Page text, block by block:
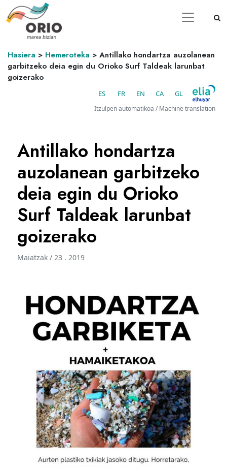
Hasiera > Hemeroteka > Antillako hondartza auzolanean
garbitzeko deia egin du Orioko Surf Taldeak larunbat
goizerako
ES FR EN CA GL
Itzulpen automatikoa / Machine translation
Antillako hondartza
auzolanean garbitzeko
deia egin du Orioko
Surf Taldeak larunbat
goizerako
Maiatzak / 23 . 2019